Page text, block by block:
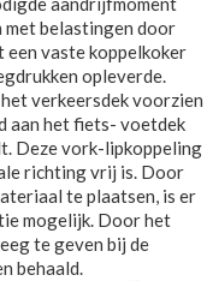
met belastingen door
een vaste koppelkoker
opleverde.
verkeersdek voorzien
aan het fiets- voetdek
Deze vork-lipkoppeling
richting vrij is. Door
te plaatsen, is er
mogelijk. Door het
te geven bij de
behaald.